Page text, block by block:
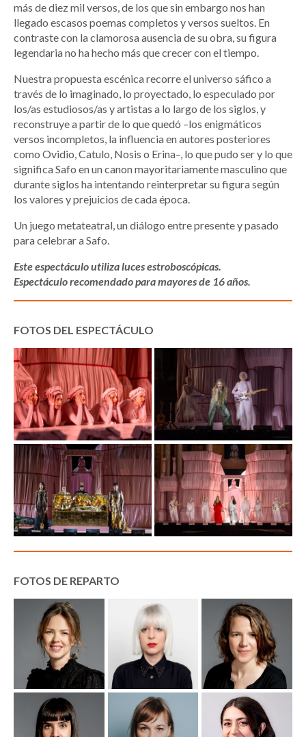
más de diez mil versos, de los que sin embargo nos han
llegado escasos poemas completos y versos sueltos. En
contraste con la clamorosa ausencia de su obra, su figura
legendaria no ha hecho más que crecer con el tiempo.
Nuestra propuesta escénica recorre el universo sáfico a
través de lo imaginado, lo proyectado, lo especulado por
los/as estudiosos/as y artistas a lo largo de los siglos, y
reconstruye a partir de lo que quedó –los enigmáticos
versos incompletos, la influencia en autores posteriores
como Ovidio, Catulo, Nosis o Erina–, lo que pudo ser y lo que
significa Safo en un canon mayoritariamente masculino que
durante siglos ha intentando reinterpretar su figura según
los valores y prejuicios de cada época.
Un juego metateatral, un diálogo entre presente y pasado
para celebrar a Safo.
Este espectáculo utiliza luces estroboscópicas.
Espectáculo recomendado para mayores de 16 años.
FOTOS DEL ESPECTÁCULO
FOTOS DE REPARTO